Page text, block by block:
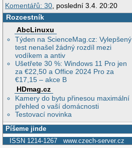
Komentářů: 30, poslední 3.4. 20:20
Rozcestník
AbcLinuxu
Týden na ScienceMag.cz: Vylepšený
test nenašel žádný rozdíl mezi
vodíkem a antiv
Ušetřete 30 %: Windows 11 Pro jen
za €22,50 a Office 2024 Pro za
€17,15 – akce B
HDmag.cz
Kamery do bytu přinesou maximální
přehled o vaší domácnosti
Testovací novinka
Píšeme jinde
ISSN 1214-1267 www.czech-server.cz